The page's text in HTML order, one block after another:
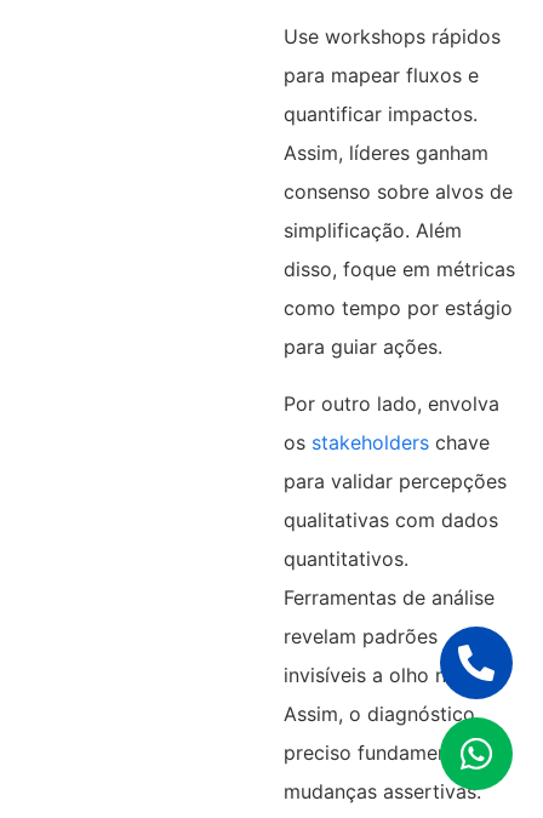
Use workshops rápidos
para mapear fluxos e
quantificar impactos.
Assim, líderes ganham
consenso sobre alvos de
simplificação. Além
disso, foque em métricas
como tempo por estágio
para guiar ações.​
Por outro lado, envolva
os stakeholderschave
para validar percepções
qualitativas com dados
quantitativos.
Ferramentas de análise
revelam padrões
invisíveis a olho nu.
Assim, o diagnóstico
preciso fundamenta
mudanças assertivas.